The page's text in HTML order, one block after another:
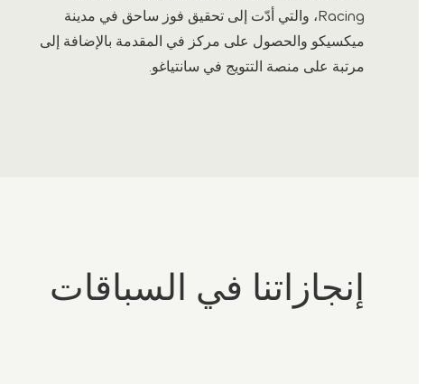
Racing، والتي أدّت إلى تحقيق فوز ساحق في مدينة
ميكسيكو والحصول على مركز في المقدمة بالإضافة إلى
مرتبة على منصة التتويج في سانتياغو.
إنجازاتنا في السباقات